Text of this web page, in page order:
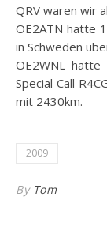
QRV waren wir
OE2ATN hatte
in Schweden
OE2WNL
Special Call
mit 2430km.
2009
By Tom